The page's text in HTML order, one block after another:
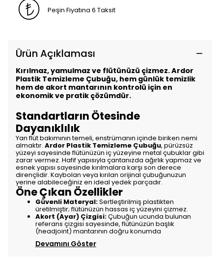
Peşin Fiyatına 6 Taksit
Ürün Açıklaması
Kırılmaz, yamulmaz ve flütünüzü çizmez. Ardor
Plastik Temizleme Çubuğu, hem günlük temizlik
hem de akort mantarının kontrolü için en
ekonomik ve pratik çözümdür.
Standartların Ötesinde
Dayanıklılık
Yan flüt bakımının temeli, enstrümanın içinde biriken nemi
almaktır. Ardor Plastik Temizleme Çubuğu, pürüzsüz
yüzeyi sayesinde flütünüzün iç yüzeyine metal çubuklar gibi
zarar vermez. Hafif yapısıyla çantanızda ağırlık yapmaz ve
esnek yapısı sayesinde kırılmalara karşı son derece
dirençlidir. Kaybolan veya kırılan orijinal çubuğunuzun
yerine alabileceğiniz en ideal yedek parçadır.
Öne Çıkan Özellikler
Güvenli Materyal:Sertleştirilmiş plastikten
üretilmiştir; flütünüzün hassas iç yüzeyini çizmez.
Akort (Ayar) Çizgisi:Çubuğun ucunda bulunan
referans çizgisi sayesinde, flütünüzün başlık
(headjoint) mantarının doğru konumda
Devamını Göster